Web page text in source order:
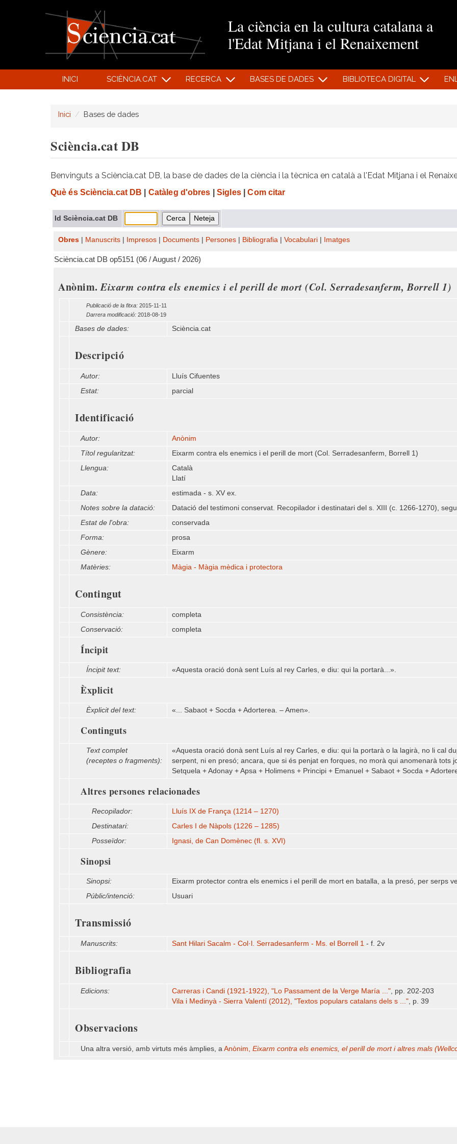
La ciència en la cultura catalana a
l'Edat Mitjana i el Renaixement
INICI SCIÈNCIA.CAT RECERCA BASES DE DADES BIBLIOTECA DIGITAL
Inici Bases de dades
Sciència.cat DB
Benvinguts a Sciència.cat DB, la base de dades de la ciència i la tècnica en català a l'Edat Mitjana i el
Què és Sciència.cat DB Catàleg d'obres Sigles| Com citar
Id Sciència.cat DB
Obres Manuscrits Impresos Documents Persones Bibliografia Vocabulari Imatges
Sciència.cat DB op5151 (06 / August / 2026)
Anònim.Eixarm contra els enemics i el perill de mort (Col. Serradesanferm, Borrell 1)
Publicació de la fitxa: 2015-11-11
Darrera modificació: 2018-08-19
Bases de dades: Sciència.cat
Descripció
Autor:
Lluís Cifuentes
Estat:
parcial
Identificació
Autor:
Anònim
Títol regularitzat:
Eixarm contra els enemics i el perill de mort (Col. Serradesanferm, Borrell 1)
Llengua:
Català
Llatí
Data:
estimada - s. XV ex.
Notes sobre la datació:
Datació del testimoni conservat. Recopilador i destinatari del s. XIII (c. 1266-1270),
Estat de l'obra:
conservada
Forma:
prosa
Gènere:
Eixarm
Matèries:
Màgia - Màgia mèdica i protectora
Contingut
Consistència:
completa
Conservació:
completa
Íncipit
Íncipit text: «Aquesta oració donà sent Luís al rey Carles, e diu: qui la portarà...».
Èxplicit
Èxplicit del text: «... Sabaot + Socda + Adorterea. – Amen».
Continguts
Text complet
(receptes o fragments):
«Aquesta oració donà sent Luís al rey Carles, e diu: qui la portarà o la lagirà, no li cal
serpent, ni en presó; ancara, que si és penjat en forques, no morà qui anomenarà tots
Setquela + Adonay + Apsa + Holimens + Principi + Emanuel + Sabaot + Socda +
Altres persones relacionades
Recopilador:
Lluís IX de França (1214 – 1270)
Destinatari:
Carles I de Nàpols (1226 – 1285)
Posseïdor:
Ignasi, de Can Domènec (fl. s. XVI)
Sinopsi
Sinopsi:
Eixarm protector contra els enemics i el perill de mort en batalla, a la presó, per serps
Públic/intenció:
Usuari
Transmissió
Manuscrits: Sant Hilari Sacalm - Col·l. Serradesanferm - Ms. el Borrell 1 - f. 2v
Bibliografia
Edicions: Carreras i Candi (1921-1922), "Lo Passament de la Verge María ...", pp. 202-203
Vila i Medinyà - Sierra Valentí (2012), "Textos populars catalans dels s ...", p. 39
Observacions
Una altra versió, amb virtuts més àmplies, a Anònim, Eixarm contra els enemics, el perill de mort i altres mals